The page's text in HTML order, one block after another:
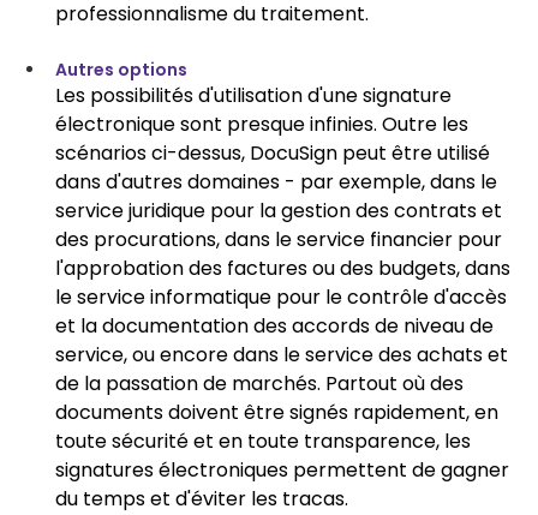
professionnalisme du traitement.
Autres options
Les possibilités d'utilisation d'une signature
électronique sont presque infinies. Outre les
scénarios ci-dessus, DocuSign peut être utilisé
dans d'autres domaines - par exemple, dans le
service juridique pour la gestion des contrats et
des procurations, dans le service financier pour
l'approbation des factures ou des budgets, dans
le service informatique pour le contrôle d'accès
et la documentation des accords de niveau de
service, ou encore dans le service des achats et
de la passation de marchés. Partout où des
documents doivent être signés rapidement, en
toute sécurité et en toute transparence, les
signatures électroniques permettent de gagner
du temps et d'éviter les tracas.